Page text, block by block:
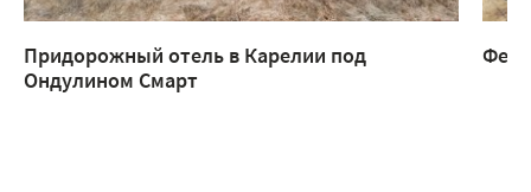
Придорожный отель в Карелии под
Ондулином Смарт